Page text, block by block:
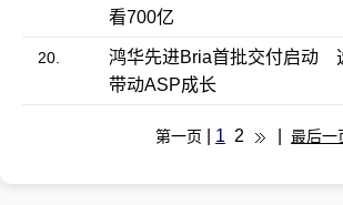
看700亿
20.
鸿华先进Bria首批交付启动
带动ASP成长
第一页 1 2 最后一